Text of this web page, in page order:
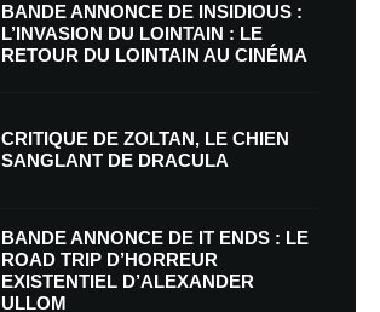
BANDE ANNONCE DE INSIDIOUS :
L’INVASION DU LOINTAIN : LE
RETOUR DU LOINTAIN AU CINÉMA
CRITIQUE DE ZOLTAN, LE CHIEN
SANGLANT DE DRACULA
BANDE ANNONCE DE IT ENDS : LE
ROAD TRIP D’HORREUR
EXISTENTIEL D’ALEXANDER
ULLOM